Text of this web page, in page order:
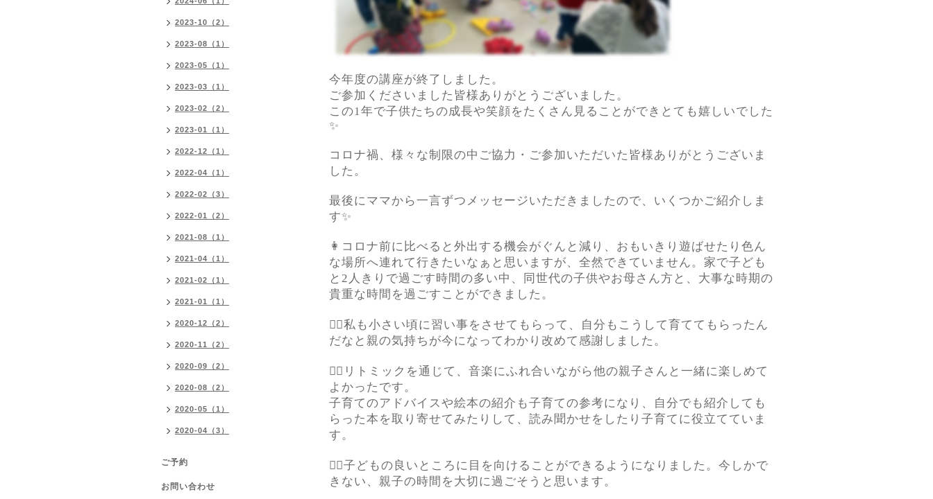
今年度の講座が終了しました。
ご参加くださいました皆様ありがとうございました。
この1年で子供たちの成長や笑顔をたくさん見ることができとても嬉しいでした
✨
コロナ禍、様々な制限の中ご協力・ご参加いただいた皆様ありがとうございま
した。
最後にママから一言ずつメッセージいただきましたので、いくつかご紹介しま
す✨
👩 コロナ前に比べると外出する機会がぐんと減り、おもいきり遊ばせたり色ん
な場所へ連れて行きたいなぁと思いますが、全然できていません。家で子ども
と 2 人きりで過ごす時間の多い中、同世代の子供やお母さん方と、大事な時期の
貴重な時間を過ごすことができました。
🙋‍♀️私も小さい頃に習い事をさせてもらって、自分もこうして育ててもらったん
だなと親の気持ちが今になってわかり改めて感謝しました。
👱‍♀️ リトミックを通じて、音楽にふれ合いながら他の親子さんと一緒に楽しめて
よかったです。
子育てのアドバイスや絵本の紹介も子育ての参考になり、自分でも紹介しても
らった本を取り寄せてみたりして、読み聞かせをしたり子育てに役立てていま
す。
🙍‍♀️子どもの良いところに目を向けることができるようになりました。今しかで
きない、親子の時間を大切に過ごそうと思います。
2023-10（2）
2023-08（1）
2023-05（1）
2023-03（1）
2023-02（2）
2023-01（1）
2022-12（1）
2022-04（1）
2022-02（3）
2022-01（2）
2021-08（1）
2021-04（1）
2021-02（1）
2021-01（1）
2020-12（2）
2020-11（2）
2020-09（2）
2020-08（2）
2020-05（1）
2020-04（3）
ご予約
お問い合わせ